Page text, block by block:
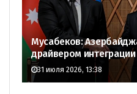
Мусабеков:
драйвером
31 июля 2026, 13:38